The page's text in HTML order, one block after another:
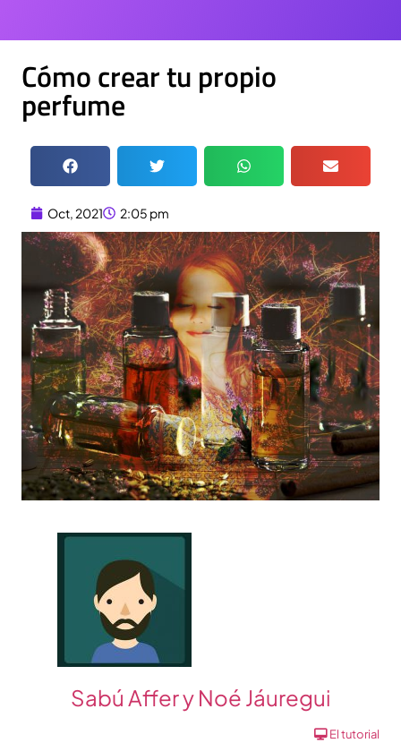
Cómo crear tu propio
perfume
Oct, 2021 2:05 pm
Sabú Affer y Noé Jáuregui
El tutorial